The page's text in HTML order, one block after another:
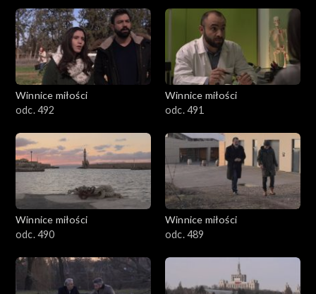
Winnice miłości
odc. 492
Winnice miłości
odc. 491
Winnice miłości
odc. 490
Winnice miłości
odc. 489